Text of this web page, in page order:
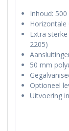
Inhoud:
Horizontale
Extra
2205)
50 mm
Optioneel
Uitvoering